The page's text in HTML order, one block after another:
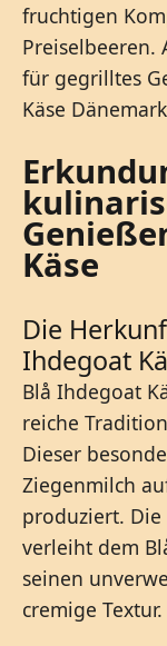
fruchtigen
Preiselbeeren.
für gegrilltes
Käse
Käse
Die
Ihdegoat
Blå Ihdegoat
reiche
Dieser
Ziegenmilch
produziert.
verleiht dem
seinen
cremige Textur.